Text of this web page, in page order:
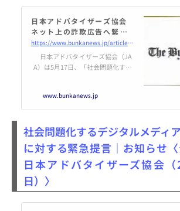
日本アドバタイザーズ協会
ネット上の詐欺広告へ緊急提
言 広告主は｢安心･安全なメ
ディアへの広告出稿を」 - The B
unka News デジタル
https://www.bunkanews.jp/article/380365/
日本アドバタイザーズ協会（JA
A）は5月17日、「社会問題化する
今、有名人になりすました投資詐
欺広告が大きな社会問題になって
www.bunkanews.jp
社会問題化するデジタルメディ
に対する緊急提言｜お知らせ
日本アドバタイザーズ協会
日）〉